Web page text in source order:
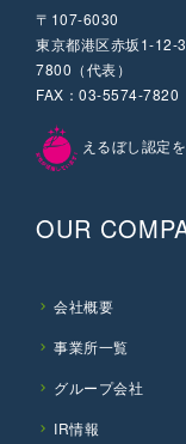
〒107-6030
東京都港区赤坂1-12-
7800（代表）
FAX：03-5574-7820
えるぼし認定
OUR
会社概要
事業所一覧
グループ会社
IR情報